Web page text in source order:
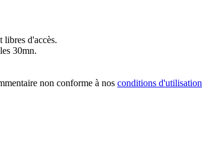
libres d'accès.
30mn.
non conforme à nos conditions d'utilisation